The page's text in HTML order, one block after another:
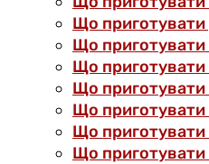
Що
Що приготувати
Що
Що приготувати
Що приготувати
Що приготувати
Що